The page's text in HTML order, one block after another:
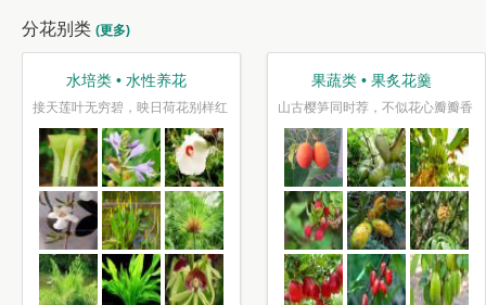
分花别类 (更多)
水培类 • 水性养花
接天莲叶无穷碧，映日荷花别样红
果蔬类 • 果炙花羹
山古樱笋同时荐，不似花心瓣瓣香